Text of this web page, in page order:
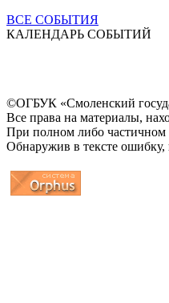
ВСЕ СОБЫТИЯ
КАЛЕНДАРЬ СОБЫТИЙ
©ОГБУК «Смоленский
Все права на материалы,
При полном либо частичном
Обнаружив в тексте